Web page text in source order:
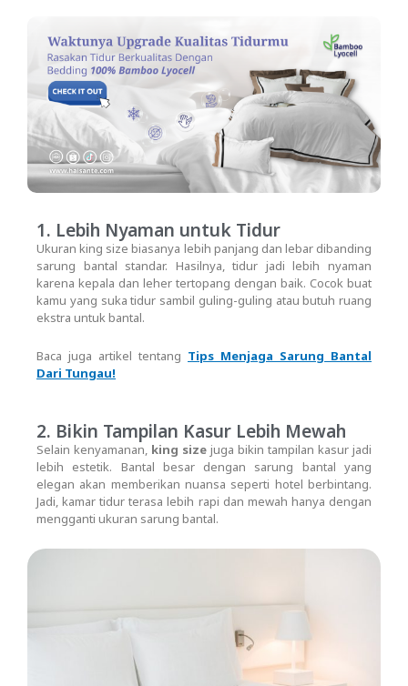
1. Lebih Nyaman untuk Tidur
Ukuran king size biasanya lebih panjang dan lebar dibanding
sarung bantal standar. Hasilnya, tidur jadi lebih nyaman
karena kepala dan leher tertopang dengan baik. Cocok buat
kamu yang suka tidur sambil guling-guling atau butuh ruang
ekstra untuk bantal.
Baca juga artikel tentang Tips Menjaga Sarung Bantal
Dari Tungau!
2. Bikin Tampilan Kasur Lebih Mewah
Selain kenyamanan, king size juga bikin tampilan kasur jadi
lebih estetik. Bantal besar dengan sarung bantal yang
elegan akan memberikan nuansa seperti hotel berbintang.
Jadi, kamar tidur terasa lebih rapi dan mewah hanya dengan
mengganti ukuran sarung bantal.